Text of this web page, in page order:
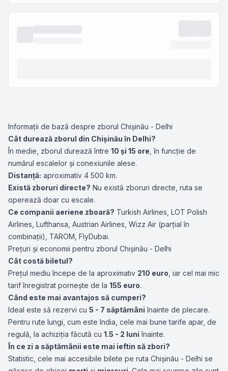
Informații de bază despre zborul Chișinău - Delhi
Cât durează zborul din Chișinău în Delhi?
În medie, zborul durează între 10 și 15 ore , în funcție de
numărul escalelor și conexiunile alese.
Distanță: aproximativ 4 500 km.
Există zboruri directe? Nu există zboruri directe, ruta se
operează doar cu escale.
Ce companii aeriene zboară? Turkish Airlines LOT Polish
Airlines Lufthansa Austrian Airlines Wizz Air (parțial în
combinații), TAROM FlyDubai.
Prețuri și economii pentru zborul Chișinău - Delhi
Cât costă biletul?
Prețul mediu începe de la aproximativ 210 euro , iar cel mai mic
tarif înregistrat pornește de la 155 euro.
Când este mai avantajos să cumperi?
Ideal este să rezervi cu 5 - 7 săptămâni înainte de plecare.
Pentru rute lungi, cum este India, cele mai bune tarife apar, de
regulă, la achiziția făcută cu 1.5 - 2 luni înainte.
În ce zi a săptămânii este mai ieftin să zbori?
Statistic, cele mai accesibile bilete pe ruta Chișinău - Delhi se